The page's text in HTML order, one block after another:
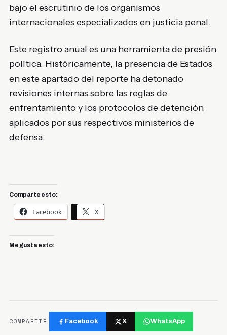
bajo el escrutinio de los organismos
internacionales especializados en justicia penal.
Este registro anual es una herramienta de presión
política. Históricamente, la presencia de Estados
en este apartado del reporte ha detonado
revisiones internas sobre las reglas de
enfrentamiento y los protocolos de detención
aplicados por sus respectivos ministerios de
defensa.
Comparte esto:
Facebook X
Me gusta esto:
COMPARTIR Facebook X WhatsApp